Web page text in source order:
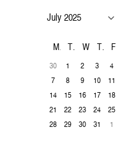
M T W T
30 1 2 3 4
7
8 9 10 11
14
15 16 17 18
21
22 23 24 25
28
29 30 31 1